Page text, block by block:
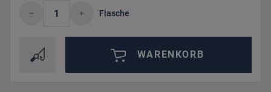
Produkt Anzahl: Gib den gewünschten
Flasche
WARENKORB